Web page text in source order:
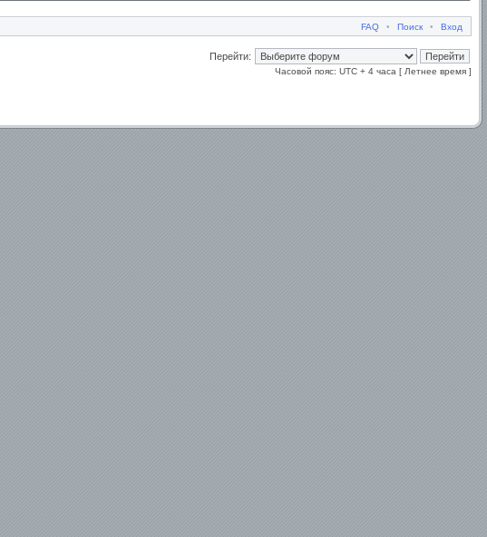
FAQ • Поиск • Вход
Перейти:
Часовой пояс: UTC + 4 часа [ Летнее время ]